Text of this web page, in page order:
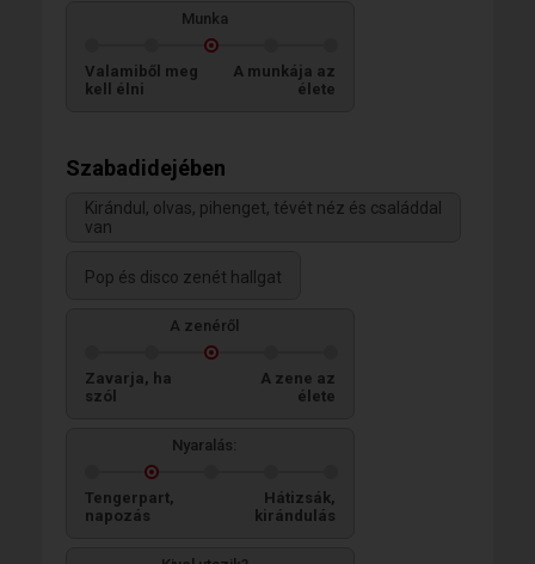
Munka
Valamiből meg
kell élni
A munkája az
élete
Szabadidejében
Kirándul, olvas, pihenget, tévét néz és családdal
van
Pop és disco zenét hallgat
A zenéről
Zavarja, ha
szól
A zene az
élete
Nyaralás:
Tengerpart,
napozás
Hátizsák,
kirándulás